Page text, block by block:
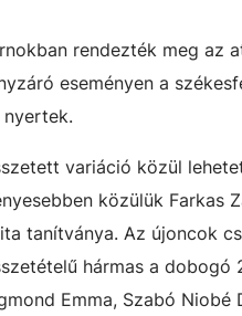
rendezték meg az
eseményen a
variáció közül
közülük Farkas
tanítványa. Az újoncok
hármas a
Emma, Szabó Niobé